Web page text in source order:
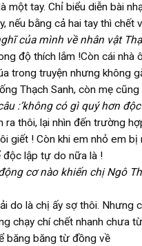
một tay. Chỉ biểu diễn bài
nếu bằng cả hai tay thì chết
của mình về nhân vật
độ thích lắm !Còn cái
trong truyện nhưng không
Thạch Sanh, còn mẹ
:’không có gì quý hơn độc
thôi, lại nhìn đến trường
giết ! Còn khi em nhỏ em
độc lập tự do nữa là !
cơ nào khiến chị Ngô
do là chị ấy sợ thôi.
chạy chí chết nhanh chưa
băng băng từ đồng về